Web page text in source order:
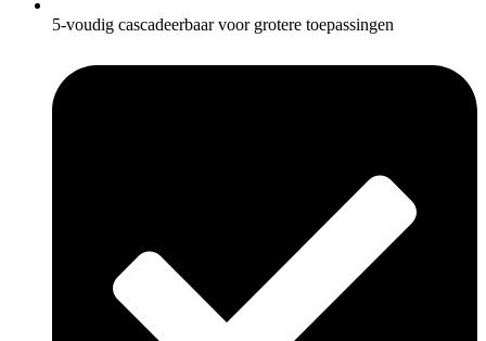
5-voudig cascadeerbaar voor grotere toepassingen